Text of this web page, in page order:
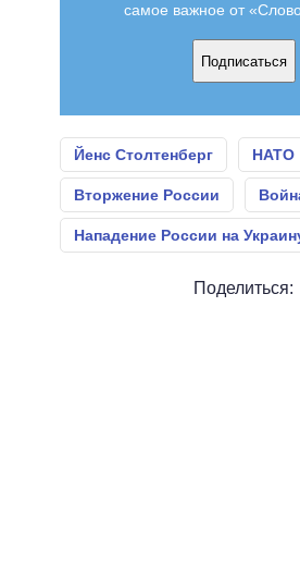
самое важное от
Подписаться
Йенс Столтенберг НАТО
Вторжение России
Нападение России на
Поделиться: